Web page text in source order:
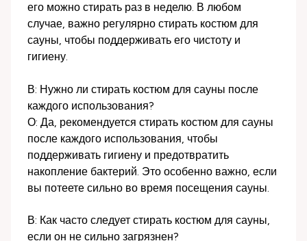
его можно стирать раз в неделю. В любом
случае, важно регулярно стирать костюм для
сауны, чтобы поддерживать его чистоту и
гигиену.
В: Нужно ли стирать костюм для сауны после
каждого использования?
О: Да, рекомендуется стирать костюм для сауны
после каждого использования, чтобы
поддерживать гигиену и предотвратить
накопление бактерий. Это особенно важно, если
вы потеете сильно во время посещения сауны.
В: Как часто следует стирать костюм для сауны,
если он не сильно загрязнен?